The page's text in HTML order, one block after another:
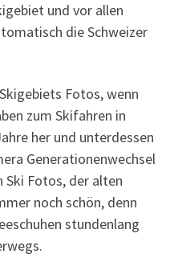
und vor allen
die Schweizer
Fotos, wenn
zum Skifahren in
her und unterdessen
Generationenwechsel
Fotos, der alten
noch schön, denn
stundenlang